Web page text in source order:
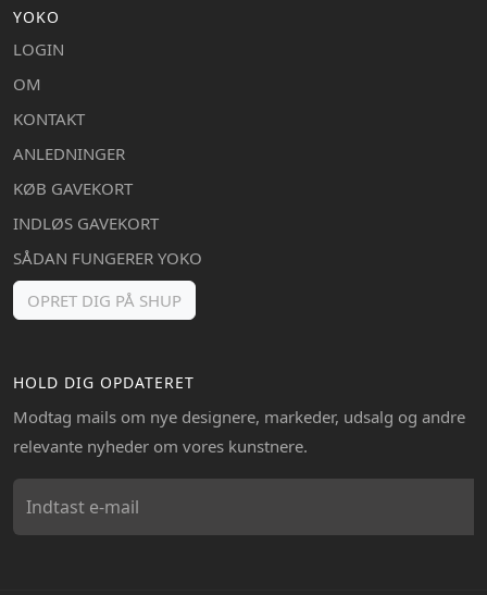
YOKO
LOGIN
OM
KONTAKT
ANLEDNINGER
KØB GAVEKORT
INDLØS GAVEKORT
SÅDAN FUNGERER YOKO
OPRET DIG PÅ SHUP
HOLD DIG OPDATERET
Modtag mails om nye designere, markeder, udsalg og andre
relevante nyheder om vores kunstnere.